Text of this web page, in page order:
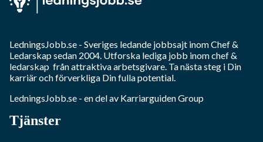
LedningsJobb.se - Sveriges ledande jobbsajt inomChef &
Ledarskapsedan 2004. Utforska lediga jobb inomchef &
ledarskap från attraktiva arbetsgivare. Ta nästa steg i Din
karriär och förverkliga Din fulla potential.
LedningsJobb.se - en del av Karriarguiden Group
Tjänster